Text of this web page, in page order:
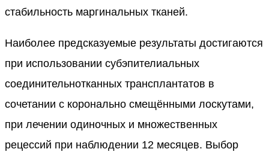
стабильность маргинальных тканей.
Наиболее предсказуемые результаты достигаются
при использовании субэпителиальных
соединительнотканных трансплантатов в
сочетании с коронально смещёнными лоскутами,
при лечении одиночных и множественных
рецессий при наблюдении 12 месяцев. Выбор